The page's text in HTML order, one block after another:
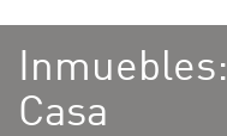
Inmuebles:
Casa